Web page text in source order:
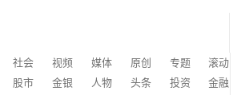
社会 视频 媒体 原创 专题
滚动
股市 金银 人物 头条 投资
金融